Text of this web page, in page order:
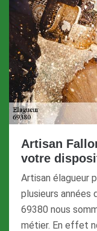
Artisan
votre
Artisan élagueur
plusieurs années
69380 nous
métier. En effet